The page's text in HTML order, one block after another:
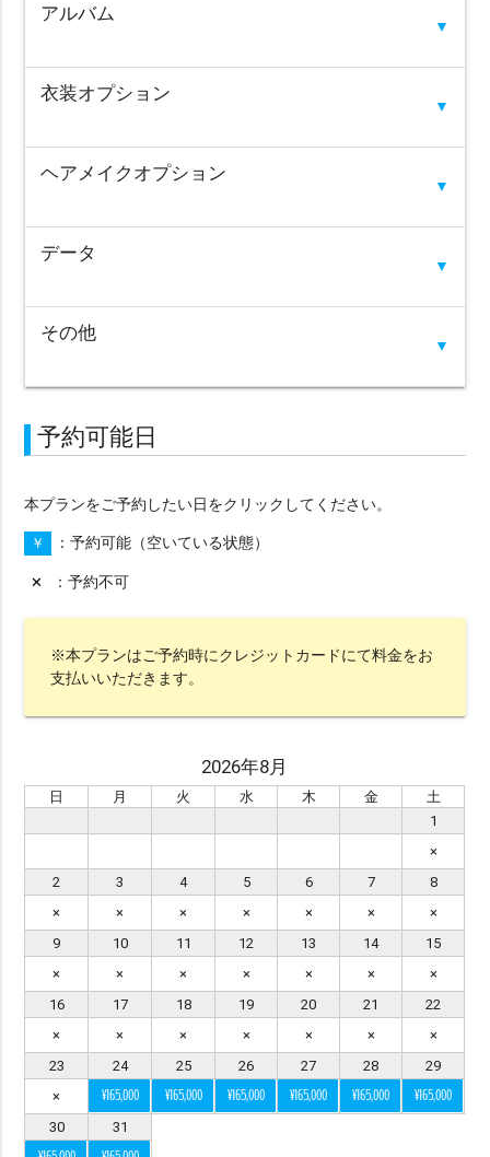
▼
アルバム
▼
衣装オプション
▼
ヘアメイクオプション
▼
データ
▼
その他
予約可能日
本プランをご予約したい日をクリックしてください。
￥ 予約可能（空いている状態）
✕ 予約不可
※本プランはご予約時にクレジットカードにて料金をお
支払いいただきます。
2026年8月
日 月 火 水 木 金
土
1
×
2
3 4 5 6 7
8
×
× × × × ×
×
9
10 11 12 13 14
15
×
× × × × ×
×
16
17 18 19 20 21
22
×
× × × × ×
×
23
24 25 26 27 28
29
×
¥165,000 ¥165,000 ¥165,000 ¥165,000 ¥165,000 ¥165,000
30 31
八重山
久米島
渡嘉敷島・座間味島
与論島・鹿児島・屋久島
京都
※ シチュエーションで選ぶ
ビーチ チャペル スタジオ グリーン
水中 サンセット 星空 挙式
ビーチ挙式